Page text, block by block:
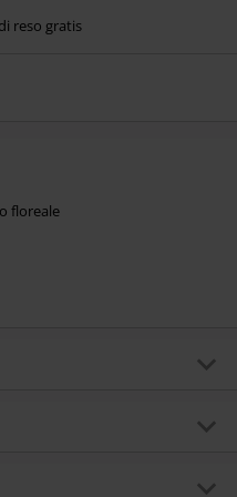
Sono esclusi dalla
Broilers, Die Ärzte, Die Toten
e gli articoli che includono una
reso gratis
floreale